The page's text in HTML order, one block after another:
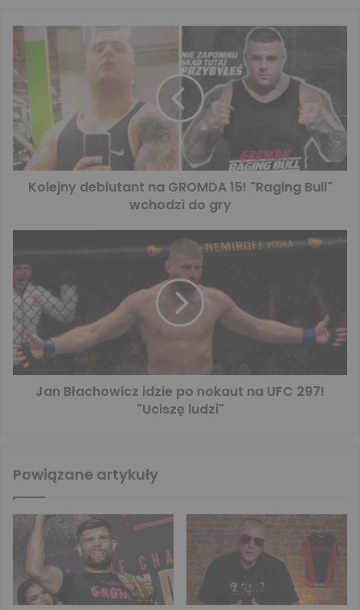
Kolejny debiutant na GROMDA 15! "Raging Bull"
wchodzi do gry
Jan Błachowicz idzie po nokaut na UFC 297!
"Uciszę ludzi"
Powiązane artykuły